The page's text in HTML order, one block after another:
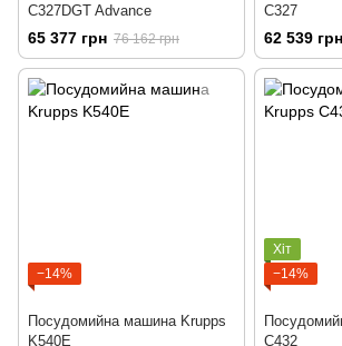
C327DGT Advance
65 377 грн 76 162 грн
C327
62 539 грн
−14%
Посудомийна машина Krupps
K540E
Хіт
−14%
C432